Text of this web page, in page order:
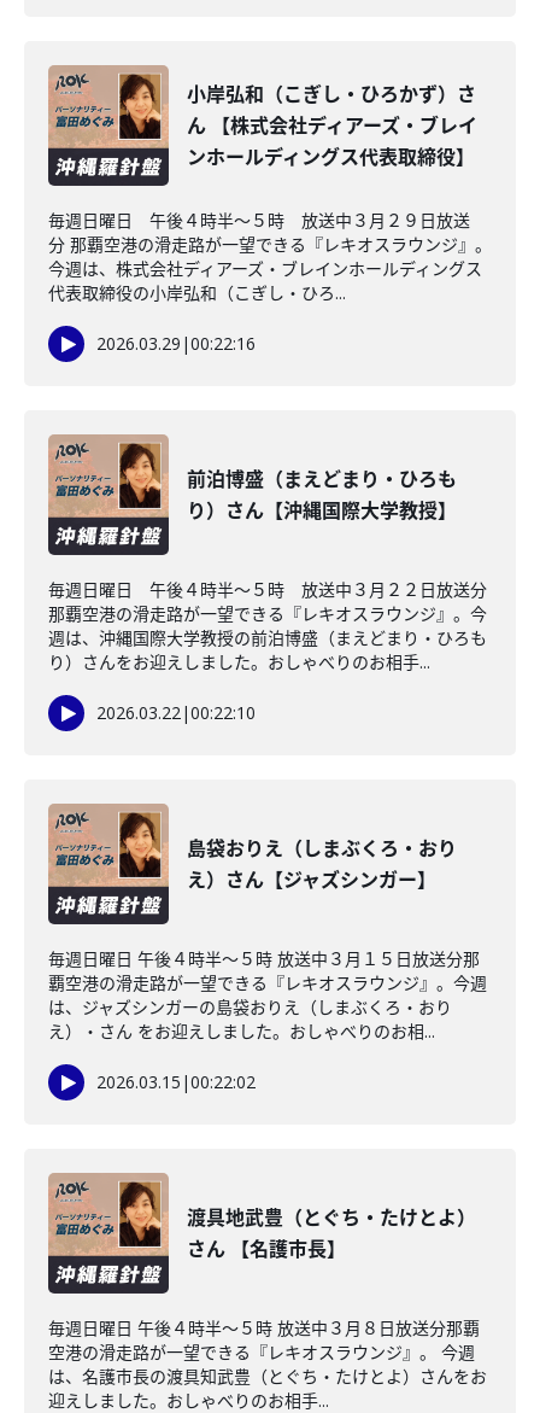
小岸弘和（こぎし・ひろかず）さ
ん 【株式会社ディアーズ・ブレイ
ンホールディングス代表取締役】
毎週日曜日 午後４時半～５時 放送中３月２９日放送
分 那覇空港の滑走路が一望できる『レキオスラウンジ』。
今週は、株式会社ディアーズ・ブレインホールディングス
代表取締役の小岸弘和（こぎし・ひろ...
2026.03.29 |00:22:16
前泊博盛（まえどまり・ひろも
り）さん【沖縄国際大学教授】
毎週日曜日 午後４時半～５時 放送中３月２２日放送分
那覇空港の滑走路が一望できる『レキオスラウンジ』。今
週は、沖縄国際大学教授の前泊博盛（まえどまり・ひろも
り）さんをお迎えしました。おしゃべりのお相手...
2026.03.22|00:22:10
島袋おりえ（しまぶくろ・おり
え）さん【ジャズシンガー】
毎週日曜日 午後４時半～５時 放送中３月１５日放送分那
覇空港の滑走路が一望できる『レキオスラウンジ』。今週
は、ジャズシンガーの島袋おりえ（しまぶくろ・おり
え）・さん をお迎えしました。おしゃべりのお相...
2026.03.15 |00:22:02
渡具地武豊（とぐち・たけとよ）
さん 【名護市長】
毎週日曜日 午後４時半～５時 放送中３月８日放送分那覇
空港の滑走路が一望できる『レキオスラウンジ』。 今週
は、名護市長の渡具知武豊（とぐち・たけとよ）さんをお
迎えしました。おしゃべりのお相手...